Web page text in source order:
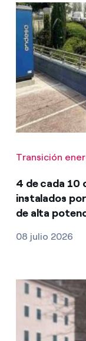
Transición
4 de cada 10
instalados
de alta
08 julio 2026